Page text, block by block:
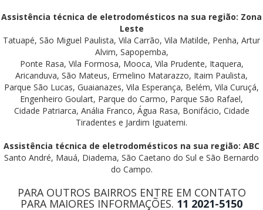
Assistência técnica de eletrodomésticos na sua região: Zona
Leste
Tatuapé, São Miguel Paulista, Vila Carrão, Vila Matilde, Penha, Artur
Alvim, Sapopemba,
Ponte Rasa, Vila Formosa, Mooca, Vila Prudente, Itaquera,
Aricanduva, São Mateus, Ermelino Matarazzo, Itaim Paulista,
Parque São Lucas, Guaianazes, Vila Esperança, Belém, Vila Curuçá,
Engenheiro Goulart, Parque do Carmo, Parque São Rafael,
Cidade Patriarca, Anália Franco, Água Rasa, Bonifácio, Cidade
Tiradentes e Jardim Iguatemi.
Assistência técnica de eletrodomésticos na sua região: ABC
Santo André, Mauá, Diadema, São Caetano do Sul e São Bernardo
do Campo.
PARA OUTROS BAIRROS ENTRE EM CONTATO
PARA MAIORES INFORMAÇÕES. 11 2021-5150